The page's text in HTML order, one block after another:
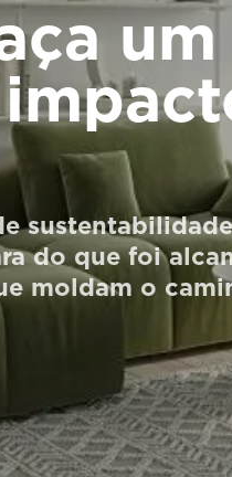
do que foi
moldam o